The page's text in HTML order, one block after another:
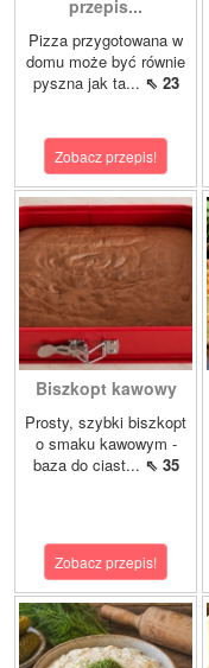
przepis...
Pizza przygotowana w
domu może być równie
pyszna jak ta... ⇖ 23
Zobacz przepis!
Biszkopt kawowy
Prosty, szybki biszkopt
o smaku kawowym -
baza do ciast... ⇖ 35
Zobacz przepis!